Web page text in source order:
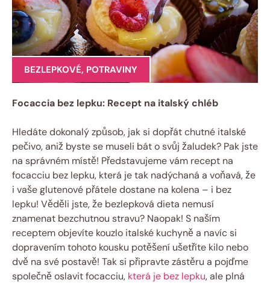
BEZLEPKOVÉ, POTRAVINY
Focaccia bez lepku: Recept na italský chléb
Hledáte dokonalý způsob, jak si dopřát chutné italské
pečivo, aniž byste se museli bát o svůj žaludek? Pak jste
na správném místě! Představujeme vám recept na
focacciu bez lepku, která je tak nadýchaná a voňavá, že
i vaše glutenové přátele dostane na kolena – i bez
lepku! Věděli jste, že bezlepková dieta nemusí
znamenat bezchutnou stravu? Naopak! S naším
receptem objevíte kouzlo italské kuchyně a navíc si
dopravením tohoto kousku potěšení ušetříte kilo nebo
dvě na své postavě! Tak si připravte zástěru a pojďme
společně oslavit focacciu, která je bez lepku, ale plná